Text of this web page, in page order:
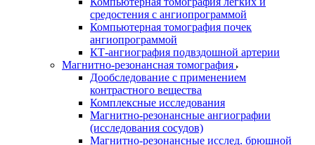
средостения с ангиопрограммой
Компьютерная томография почек
ангиопрограммой
КТ-ангиография подвздошной артерии
Магнитно-резонансная томография
Дообследование с применением
контрастного вещества
Комплексные исследования
Магнитно-резонансные ангиографии
(исследования сосудов)
Магнитно-резонансные исслед. брюшной